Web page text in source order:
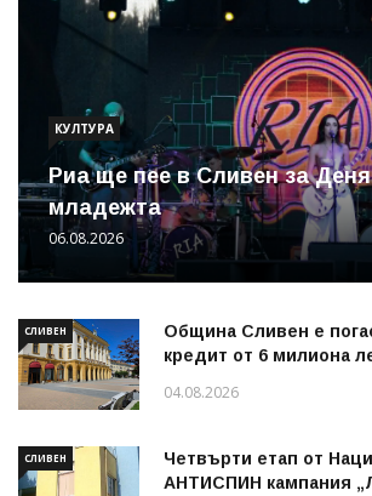
КУЛТУРА
Риа ще пее в Сливен за
младежта
06.08.2026
СЛИВЕН
Община Сливен е
кредит от 6 милиона
04.08.2026
СЛИВЕН
Четвърти етап от
АНТИСПИН кампания